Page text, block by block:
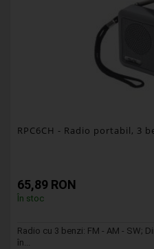
RPC6CH - Radio portabil, 3
65,89 RON
În stoc
Radio cu 3 benzi: FM - AM - SW;
în...